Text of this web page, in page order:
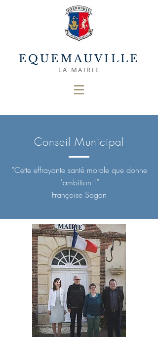
EQUEMAUVILLE
LA MAIRIE
Conseil Municipal
“Cette effrayante santé morale que donne
l'ambition !”
Françoise Sagan